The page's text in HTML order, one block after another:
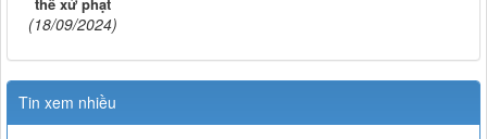
thể xử phạt
(18/09/2024)
Tin xem nhiều